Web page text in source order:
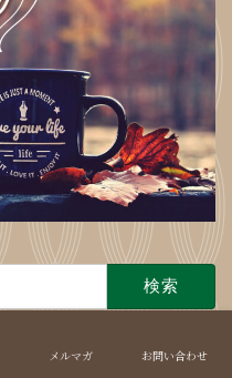
メルマガ お問い合わせ